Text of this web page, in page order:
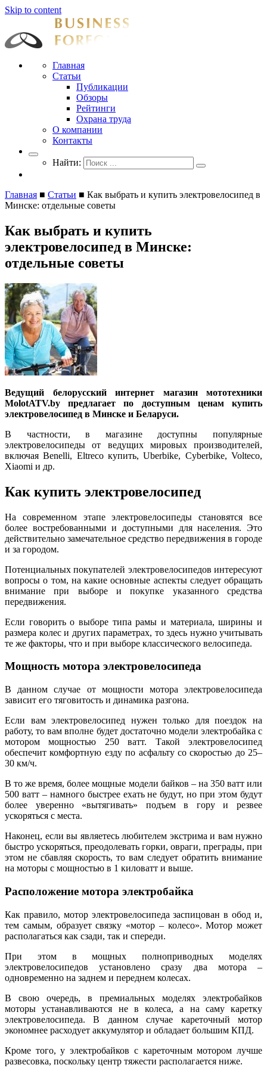
Skip to content
Businessforecast
Аналитика и прогнозирование для профессионалов
Главная
Статьи
Публикации
Обзоры
Рейтинги
Охрана труда
О компании
Контакты
Найти:
Главная ■ Статьи ■ Как выбрать и купить электровелосипед в
Минске: отдельные советы
Как выбрать и купить
электровелосипед в Минске:
отдельные советы
Ведущий белорусский интернет магазин мототехники
MolotATV.by предлагает по доступным ценам купить
электровелосипед в Минске и Беларуси.
В частности, в магазине доступны популярные
электровелосипеды от ведущих мировых производителей,
включая Benelli, Eltreco купить, Uberbike, Cyberbike, Volteco,
Xiaomi и др.
Как купить электровелосипед
На современном этапе электровелосипеды становятся все
более востребованными и доступными для населения. Это
действительно замечательное средство передвижения в городе
и за городом.
Потенциальных покупателей электровелосипедов интересуют
вопросы о том, на какие основные аспекты следует обращать
внимание при выборе и покупке указанного средства
передвижения.
Если говорить о выборе типа рамы и материала, ширины и
размера колес и других параметрах, то здесь нужно учитывать
те же факторы, что и при выборе классического велосипеда.
Мощность мотора электровелосипеда
В данном случае от мощности мотора электровелосипеда
зависит его тяговитость и динамика разгона.
Если вам электровелосипед нужен только для поездок на
работу, то вам вполне будет достаточно модели электробайка с
мотором мощностью 250 ватт. Такой электровелосипед
обеспечит комфортную езду по асфальту со скоростью до 25–
30 км/ч.
В то же время, более мощные модели байков – на 350 ватт или
500 ватт – намного быстрее ехать не будут, но при этом будут
более уверенно «вытягивать» подъем в гору и резвее
ускоряться с места.
Наконец, если вы являетесь любителем экстрима и вам нужно
быстро ускоряться, преодолевать горки, овраги, преграды, при
этом не сбавляя скорость, то вам следует обратить внимание
на моторы с мощностью в 1 киловатт и выше.
Расположение мотора электробайка
Как правило, мотор электровелосипеда заспицован в обод и,
тем самым, образует связку «мотор – колесо». Мотор может
располагаться как сзади, так и спереди.
При этом в мощных полноприводных моделях
электровелосипедов установлено сразу два мотора –
одновременно на заднем и переднем колесах.
В свою очередь, в премиальных моделях электробайков
моторы устанавливаются не в колеса, а на саму каретку
электровелосипеда. В данном случае кареточный мотор
экономнее расходует аккумулятор и обладает большим КПД.
Кроме того, у электробайков с кареточным мотором лучше
развесовка, поскольку центр тяжести располагается ниже.